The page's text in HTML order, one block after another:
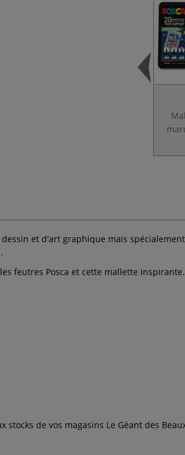
et d'art graphique mais
feutres Posca et cette mallette inspirante.
de vos magasins Le Géant des